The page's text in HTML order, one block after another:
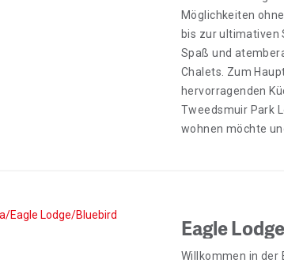
Möglichkeiten
bis zur ultimativen
Spaß und
Chalets. Zum
hervorragenden
Tweedsmuir Park
wohnen möchte
Eagle
Willkommen in der